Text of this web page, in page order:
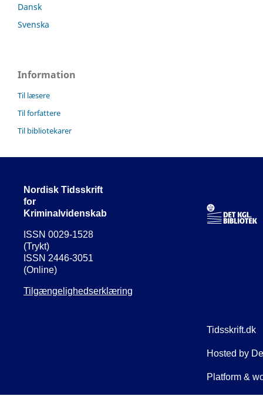
Dansk
Svenska
Information
Til læsere
Til forfattere
Til bibliotekarer
Nordisk Tidsskrift
for
Kriminalvidenskab
ISSN 0029-1528
(Trykt)
ISSN 2446-3051
(Online)
Tilgængelighedserklæring